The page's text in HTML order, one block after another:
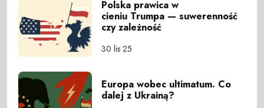
Polska prawica w
cieniu Trumpa — suwerenność
czy zależność
30 lis 25
Europa wobec ultimatum. Co
dalej z Ukrainą?